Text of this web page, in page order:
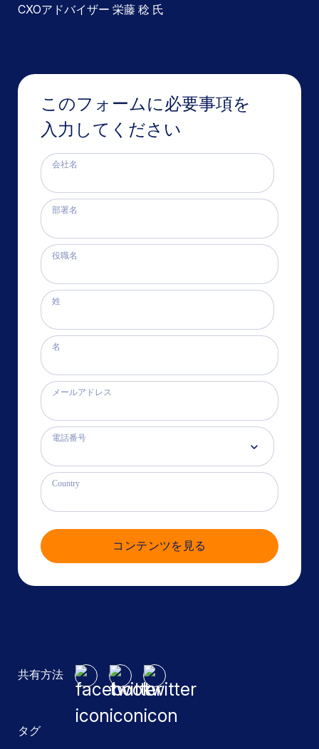
このフォームに必要事項を
入力してください
会社名
部署名
役職名
姓
名
メールアドレス
電話番号
Country
コンテンツを見る
共有方法
タグ
CXOアドバイザー 栄藤 稔 氏